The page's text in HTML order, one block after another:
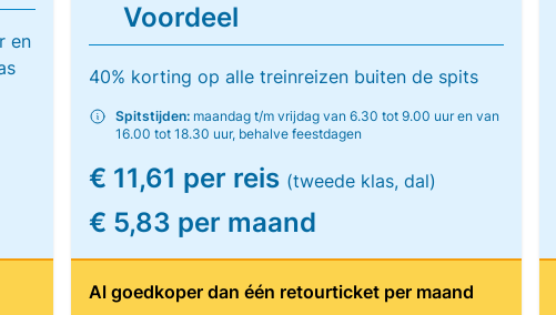
en
Voordeel
40% korting op alle treinreizen buiten de spits
Spitstijden: maandag t/m vrijdag van 6.30 tot 9.00 uur en van
16.00 tot 18.30 uur, behalve feestdagen
€ 11,61 per reis (tweede klas, dal)
€ 5,83 per maand
Al goedkoper dan één retourticket per maand